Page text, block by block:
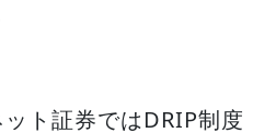
ト証券ではDRIP制度